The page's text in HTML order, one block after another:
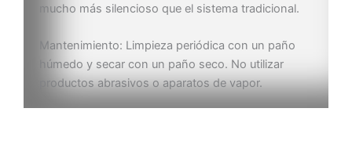
mucho más silencioso que el sistema tradicional.
Mantenimiento: Limpieza periódica con un paño
húmedo y secar con un paño seco. No utilizar
productos abrasivos o aparatos de vapor.